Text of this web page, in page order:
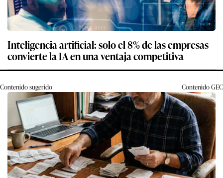
Inteligencia artificial: solo el 8% de las empresas
convierte la IA en una ventaja competitiva
Contenido sugerido ContenidoGEC